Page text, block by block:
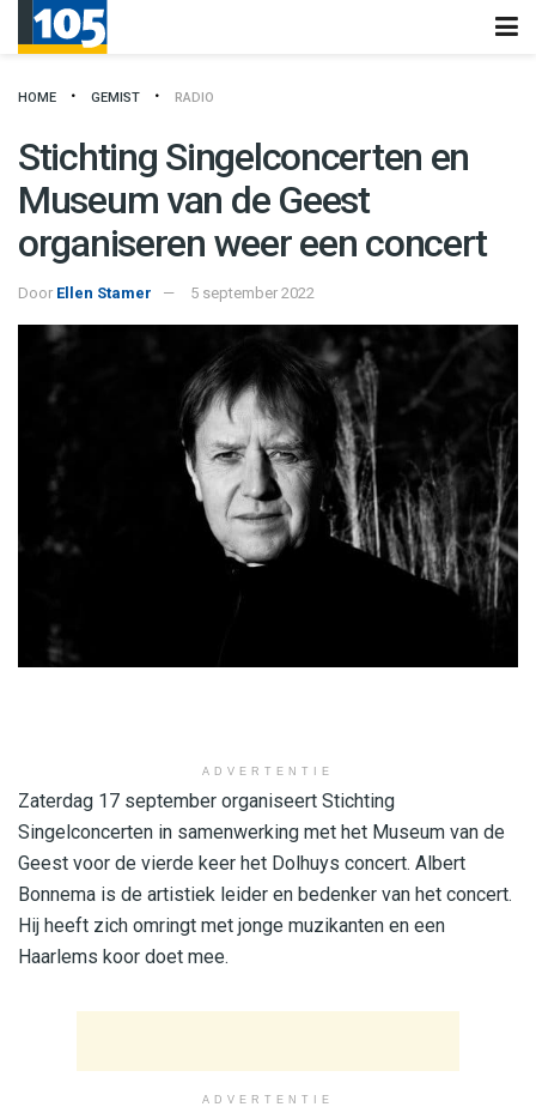
HOME GEMIST RADIO
Stichting Singelconcerten en
Museum van de Geest
organiseren weer een concert
Door Ellen Stamer 5 september 2022
ADVERTENTIE
Zaterdag 17 september organiseert Stichting
Singelconcerten in samenwerking met het Museum van de
Geest voor de vierde keer het Dolhuys concert. Albert
Bonnema is de artistiek leider en bedenker van het concert.
Hij heeft zich omringt met jonge muzikanten en een
Haarlems koor doet mee.
ADVERTENTIE